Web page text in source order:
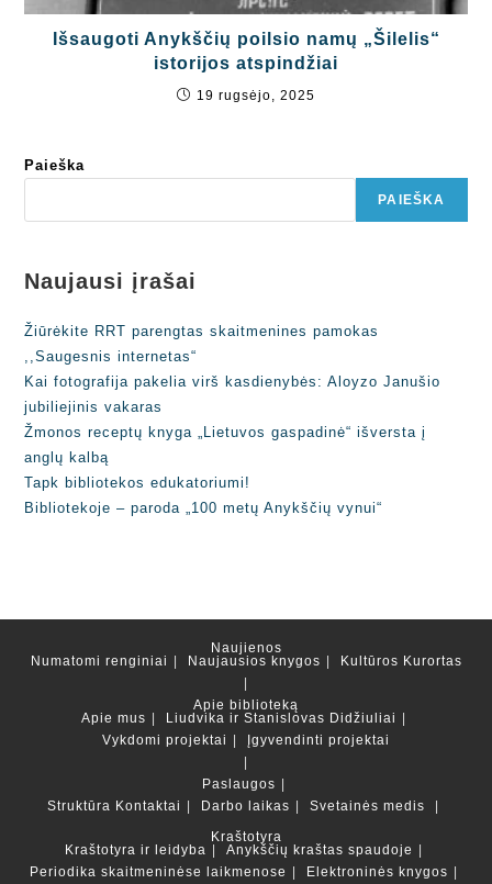
Išsaugoti Anykščių poilsio namų „Šilelis“
istorijos atspindžiai
19 rugsėjo, 2025
Paieška
PAIEŠKA
Naujausi įrašai
Žiūrėkite RRT parengtas skaitmenines pamokas
,,Saugesnis internetas“
Kai fotografija pakelia virš kasdienybės: Aloyzo Janušio
jubiliejinis vakaras
Žmonos receptų knyga „Lietuvos gaspadinė“ išversta į
anglų kalbą
Tapk bibliotekos edukatoriumi!
Bibliotekoje – paroda „100 metų Anykščių vynui“
Naujienos
Numatomi renginiai
Naujausios knygos Kultūros Kurortas
Apie biblioteką
Apie mus
Liudvika ir Stanislovas Didžiuliai
Vykdomi projektai
Įgyvendinti projektai
Paslaugos
Struktūra Kontaktai Darbo laikas
Svetainės medis
Kraštotyra
Kraštotyra ir leidyba
Anykščių kraštas spaudoje
Periodika skaitmeninėse laikmenose
Elektroninės knygos